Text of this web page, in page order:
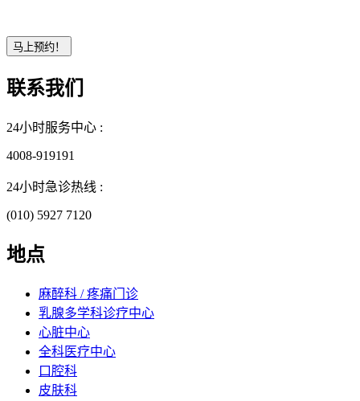
联系我们
24小时服务中心 :
4008-919191
24小时急诊热线 :
(010) 5927 7120
地点
麻醉科 / 疼痛门诊
乳腺多学科诊疗中心
心脏中心
全科医疗中心
口腔科
皮肤科